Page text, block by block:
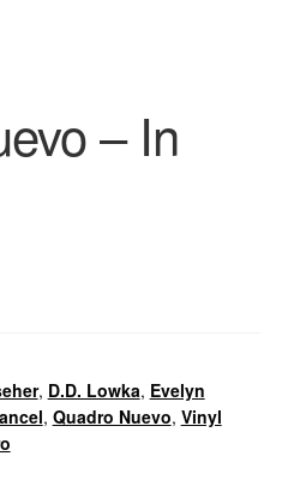
– In
, D.D. Lowka, Evelyn
, Quadro Nuevo, Vinyl